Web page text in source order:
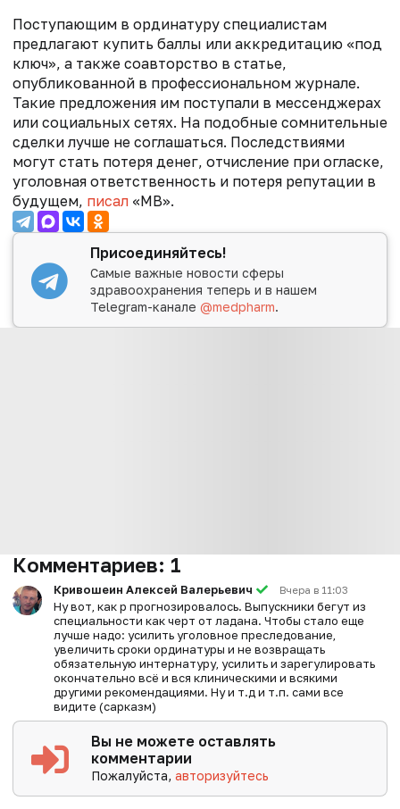
Поступающим в ординатуру специалистам
предлагают купить баллы или аккредитацию «под
ключ», а также соавторство в статье,
опубликованной в профессиональном журнале.
Такие предложения им поступали в мессенджерах
или социальных сетях. На подобные сомнительные
сделки лучше не соглашаться. Последствиями
могут стать потеря денег, отчисление при огласке,
уголовная ответственность и потеря репутации в
будущем, писал «МВ».
Присоединяйтесь!
Самые важные новости сферы
здравоохранения теперь и в нашем
Telegram-канале@medpharm.
Комментариев: 1
Кривошеин Алексей Валерьевич Вчера в 11:03
Ну вот, как р прогнозировалось. Выпускники бегут из
специальности как черт от ладана. Чтобы стало еще
лучше надо: усилить уголовное преследование,
увеличить сроки ординатуры и не возвращать
обязательную интернатуру, усилить и зарегулировать
окончательно всё и вся клиническими и всякими
другими рекомендациями. Ну и т.д и т.п. сами все
видите (сарказм)
Вы не можете оставлять
комментарии
Пожалуйста,авторизуйтесь